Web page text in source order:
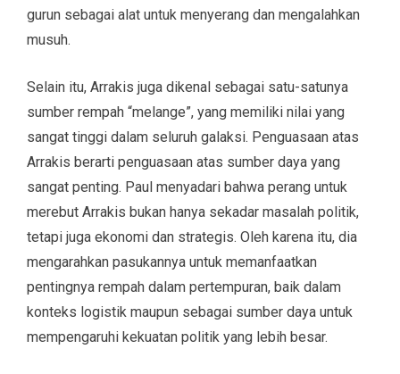
gurun sebagai alat untuk menyerang dan mengalahkan
musuh.
Selain itu, Arrakis juga dikenal sebagai satu-satunya
sumber rempah “melange”, yang memiliki nilai yang
sangat tinggi dalam seluruh galaksi. Penguasaan atas
Arrakis berarti penguasaan atas sumber daya yang
sangat penting. Paul menyadari bahwa perang untuk
merebut Arrakis bukan hanya sekadar masalah politik,
tetapi juga ekonomi dan strategis. Oleh karena itu, dia
mengarahkan pasukannya untuk memanfaatkan
pentingnya rempah dalam pertempuran, baik dalam
konteks logistik maupun sebagai sumber daya untuk
mempengaruhi kekuatan politik yang lebih besar.